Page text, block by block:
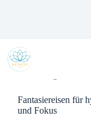
Fantasiereisen für
und Fokus